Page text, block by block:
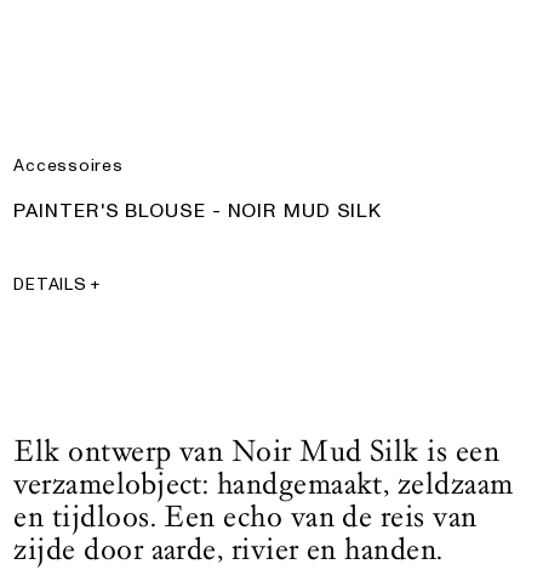
Accessoires
PRODUCT:
PAINTER'S BLOUSE - NOIR MUD SILK
DETAILS +
Levering: 2-3 weken
Elk ontwerp van Noir Mud Silk is een
verzamelobject: handgemaakt, zeldzaam
en tijdloos. Een echo van de reis van
zijde door aarde, rivier en handen.